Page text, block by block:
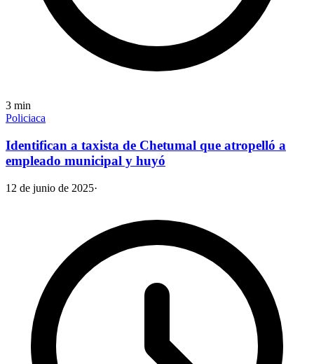
3 min
Policiaca
Identifican a taxista de Chetumal que atropelló a
empleado municipal y huyó
12 de junio de 2025·